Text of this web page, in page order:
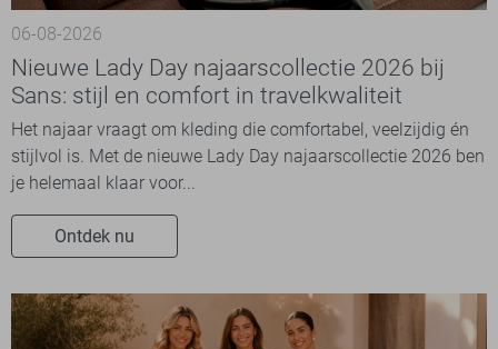
06-08-2026
Nieuwe Lady Day najaarscollectie 2026 bij
Sans: stijl en comfort in travelkwaliteit
Het najaar vraagt om kleding die comfortabel, veelzijdig én
stijlvol is. Met de nieuwe Lady Day najaarscollectie 2026 ben
je helemaal klaar voor...
Ontdek nu